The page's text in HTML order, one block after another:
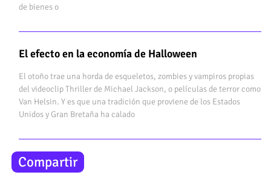
de bienes o
El efecto en la economía de Halloween
El otoño trae una horda de esqueletos, zombies y vampiros propias
del videoclip Thriller de Michael Jackson, o películas de terror como
Van Helsin. Y es que una tradición que proviene de los Estados
Unidos y Gran Bretaña ha calado
Compartir